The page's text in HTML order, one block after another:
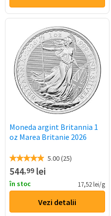
Moneda argint Britannia 1
oz Marea Britanie 2026
5.00 (25)
544,99 lei
în stoc 17,52 lei/g
Vezi detalii